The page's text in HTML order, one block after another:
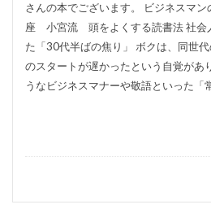
さんの本でございます。 ビジネスマ
座 小宮流 頭をよくする読書法 社会
た「30代半ばの焦り」 ボクは、同世
のスタートが遅かったという自覚があ
うなビジネスマナーや敬語といった「